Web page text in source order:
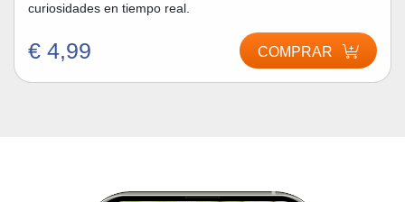
curiosidades en tiempo real.
€ 4,99 COMPRAR